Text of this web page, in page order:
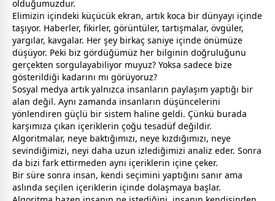
olduğumuzdur.
Elimizin içindeki küçücük ekran, artık koca bir dünyayı içinde
taşıyor. Haberler, fikirler, görüntüler, tartışmalar, övgüler,
yargılar, kavgalar. Her şey birkaç saniye içinde önümüze
düşüyor. Peki biz gördüğümüz her bilginin doğruluğunu
gerçekten sorgulayabiliyor muyuz? Yoksa sadece bize
gösterildiği kadarını mı görüyoruz?
Sosyal medya artık yalnızca insanların paylaşım yaptığı bir
alan değil. Aynı zamanda insanların düşüncelerini
yönlendiren güçlü bir sistem haline geldi. Çünkü burada
karşımıza çıkan içeriklerin çoğu tesadüf değildir.
Algoritmalar, neye baktığımızı, neye kızdığımızı, neye
sevindiğimizi, neyi daha uzun izlediğimizi analiz eder. Sonra
da bizi fark ettirmeden aynı içeriklerin içine çeker.
Bir süre sonra insan, kendi seçimini yaptığını sanır ama
aslında seçilen içeriklerin içinde dolaşmaya başlar.